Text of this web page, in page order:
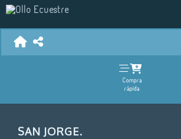
Compra
rápida
SAN JORGE.